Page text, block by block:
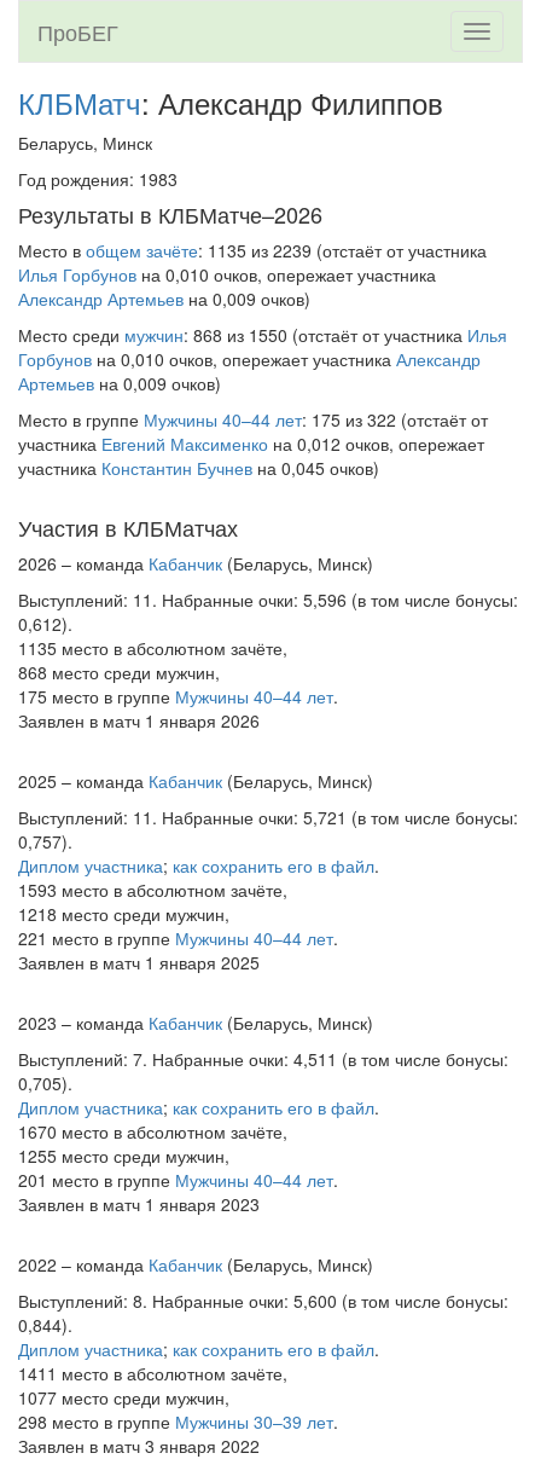
Toggle
ПроБЕГ
КЛБМатч: Александр Филиппов
Беларусь, Минск
Год рождения: 1983
Результаты в КЛБМатче–2026
Место в общем зачёте: 1135 из 2239 (отстаёт от участника
Илья Горбунов на 0,010 очков, опережает участника
Александр Артемьев на 0,009 очков)
Место среди мужчин: 868 из 1550 (отстаёт от участника Илья
Горбунов на 0,010 очков, опережает участника Александр
Артемьев на 0,009 очков)
Место в группе Мужчины 40–44 лет: 175 из 322 (отстаёт от
участника Евгений Максименко на 0,012 очков, опережает
участника Константин Бучнев на 0,045 очков)
Участия в КЛБМатчах
2026 – команда Кабанчик (Беларусь, Минск)
Выступлений: 11. Набранные очки: 5,596 (в том числе бонусы:
0,612).
1135 место в абсолютном зачёте,
868 место среди мужчин,
175 место в группе Мужчины 40–44 лет.
Заявлен в матч 1 января 2026
2025 – команда Кабанчик (Беларусь, Минск)
Выступлений: 11. Набранные очки: 5,721 (в том числе бонусы:
0,757).
Диплом участника; как сохранить его в файл.
1593 место в абсолютном зачёте,
1218 место среди мужчин,
221 место в группе Мужчины 40–44 лет.
Заявлен в матч 1 января 2025
2023 – команда Кабанчик (Беларусь, Минск)
Выступлений: 7. Набранные очки: 4,511 (в том числе бонусы:
0,705).
Диплом участника; как сохранить его в файл.
1670 место в абсолютном зачёте,
1255 место среди мужчин,
201 место в группе Мужчины 40–44 лет.
Заявлен в матч 1 января 2023
2022 – команда Кабанчик (Беларусь, Минск)
Выступлений: 8. Набранные очки: 5,600 (в том числе бонусы:
0,844).
Диплом участника; как сохранить его в файл.
1411 место в абсолютном зачёте,
1077 место среди мужчин,
298 место в группе Мужчины 30–39 лет.
Заявлен в матч 3 января 2022